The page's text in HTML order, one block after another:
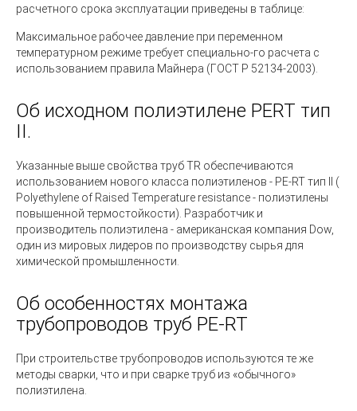
расчетного срока эксплуатации приведены в таблице:
Максимальное рабочее давление при переменном
температурном режиме требует специально-го расчета с
использованием правила Майнера (ГОСТ Р 52134-2003).
Об исходном полиэтилене PERT тип
II.
Указанные выше свойства труб TR обеспечиваются
использованием нового класса полиэтиленов - PE-RT тип II (
Polyethylene of Raised Temperature resistance- полиэтилены
повышенной термостойкости). Разработчик и
производитель полиэтилена - американская компания Dow,
один из мировых лидеров по производству сырья для
химической промышленности.
Об особенностях монтажа
трубопроводов труб PE-RT
При строительстве трубопроводов используются те же
методы сварки, что и при сварке труб из «обычного»
полиэтилена.